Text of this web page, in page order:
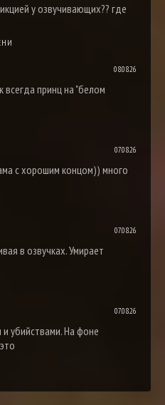
у озвучивающих?? где
08.08.26
всегда принц на "белом
07.08.26
с хорошим концом)) много
07.08.26
в озвучках. Умирает
07.08.26
убийствами. На фоне